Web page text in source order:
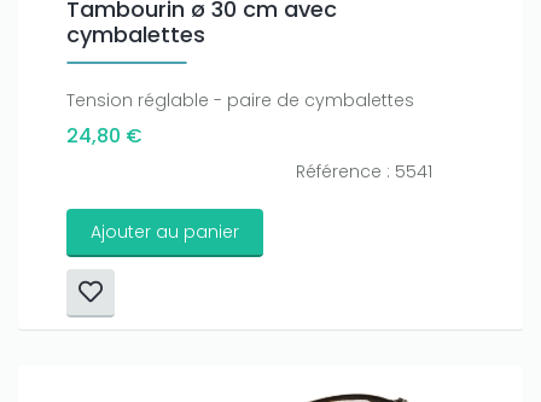
Tambourin ø 30 cm avec
cymbalettes
Tension réglable - paire de cymbalettes
24,80 €
Référence : 5541
Ajouter au panier